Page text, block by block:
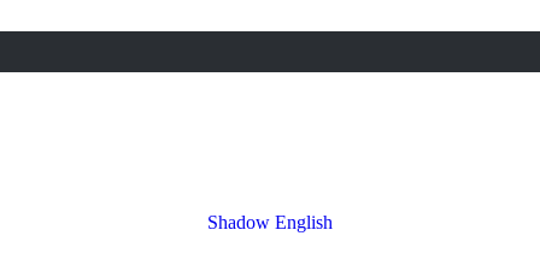
Shadow English